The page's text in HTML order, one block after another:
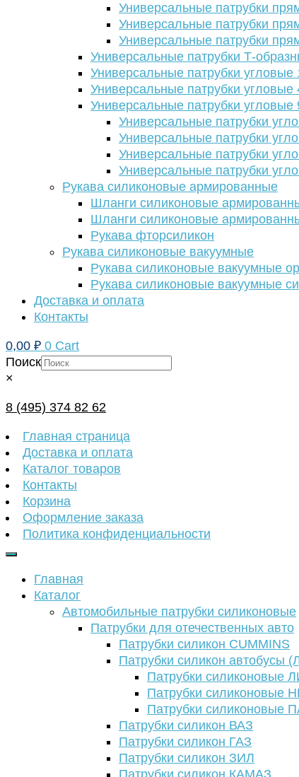
Универсальные патрубки
Универсальные патрубки
Универсальные патрубки
Универсальные патрубки Т-
Универсальные патрубки угловые
Универсальные патрубки угловые
Универсальные патрубки угловые
Универсальные патрубки
Универсальные патрубки
Универсальные патрубки
Универсальные патрубки
Рукава силиконовые армированные
Шланги силиконовые
Шланги силиконовые
Рукава фторсиликон
Рукава силиконовые вакуумные
Рукава силиконовые вакуумные
Рукава силиконовые вакуумные
Доставка и оплата
Контакты
0,00 ₽ 0 Cart
Поиск
×
8 (495) 374 82 62
Главная страница
Доставка и оплата
Каталог товаров
Контакты
Корзина
Оформление заказа
Политика конфиденциальности
Главная
Каталог
Автомобильные патрубки силиконовые
Патрубки для отечественных авто
Патрубки силикон CUMMINS
Патрубки силикон
Патрубки силиконовые
Патрубки силиконовые
Патрубки силиконовые
Патрубки силикон ВАЗ
Патрубки силикон ГАЗ
Патрубки силикон ЗИЛ
Патрубки силикон КАМАЗ